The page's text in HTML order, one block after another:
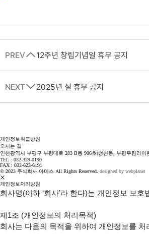
PREV 12주년 창립기념일 휴무 공지
NEXT 2025년 설 휴무 공지
개인정보취급방침
오시는 길
인천광역시 부평구 부평대로 283 B동 906호(청천동, 부평우림라이
TEL : 032-329-0190
FAX : 032-623-6191
© 2023 주식회사 아미스 All Rights Reserved. designed by webplanet
개인정보처리방침
회사명(이하 ‘회사’라 한다)는 개인정보 보
제1조 (개인정보의 처리목적)
회사는 다음의 목적을 위하여 개인정보를